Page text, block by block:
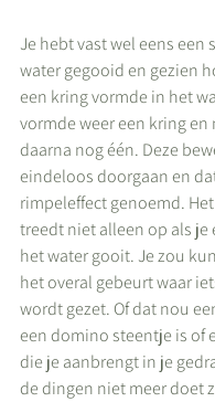
Je hebt vast wel eens een
water gegooid en gezien
een kring vormde in het
vormde weer een kring en
daarna nog één. Deze
eindeloos doorgaan en
rimpeleffect genoemd.
treedt niet alleen op als je
het water gooit. Je zou
het overal gebeurt waar
wordt gezet. Of dat nou
een domino steentje is of
die je aanbrengt in je
de dingen niet meer doet